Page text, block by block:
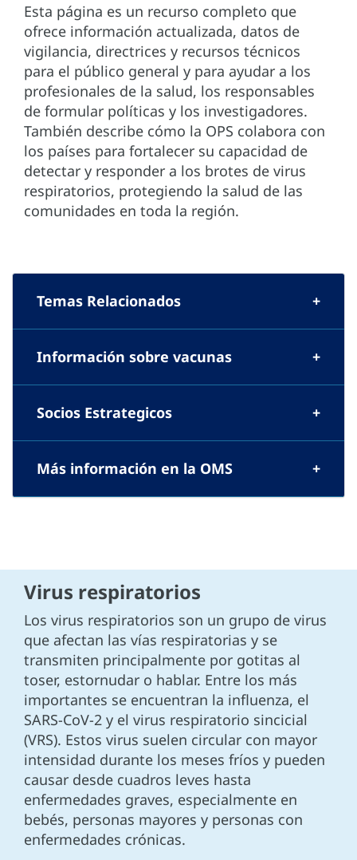
Esta página es un recurso completo que
ofrece información actualizada, datos de
vigilancia, directrices y recursos técnicos
para el público general y para ayudar a los
profesionales de la salud, los responsables
de formular políticas y los investigadores.
También describe cómo la OPS colabora con
los países para fortalecer su capacidad de
detectar y responder a los brotes de virus
respiratorios, protegiendo la salud de las
comunidades en toda la región.
Temas Relacionados
Información sobre vacunas
Socios Estrategicos
Más información en la OMS
Virus respiratorios
Los virus respiratorios son un grupo de virus
que afectan las vías respiratorias y se
transmiten principalmente por gotitas al
toser, estornudar o hablar. Entre los más
importantes se encuentran la influenza, el
SARS-CoV-2 y el virus respiratorio sincicial
(VRS). Estos virus suelen circular con mayor
intensidad durante los meses fríos y pueden
causar desde cuadros leves hasta
enfermedades graves, especialmente en
bebés, personas mayores y personas con
enfermedades crónicas.